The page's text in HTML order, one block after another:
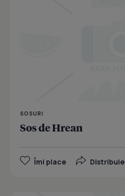
SOSURI
Sos de Hrean
Îmi place Distribuie